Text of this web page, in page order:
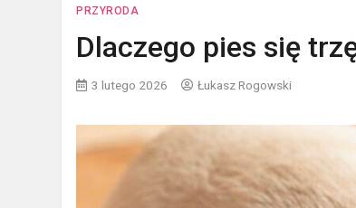
PRZYRODA
Dlaczego pies się
3 lutego 2026 Łukasz Rogowski